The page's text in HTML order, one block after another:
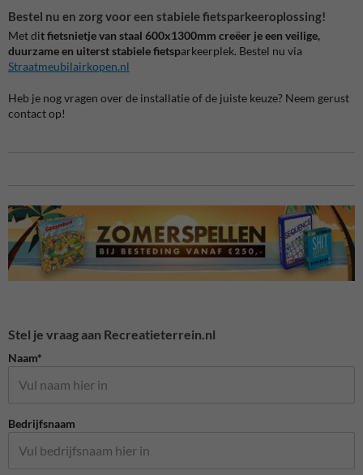
Bestel nu en zorg voor een stabiele fietsparkeeroplossing!
Met dit fietsnietje van staal 600x1300mm creëer je een veilige,
duurzame en uiterst stabiele fietsparkeerplek. Bestel nu via
Straatmeubilairkopen.nl
Heb je nog vragen over de installatie of de juiste keuze? Neem gerust
contact op!
Stel je vraag aan Recreatieterrein.nl
Naam*
Bedrijfsnaam